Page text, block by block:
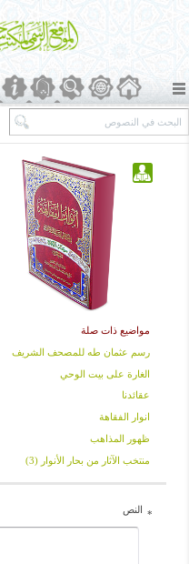
مواضيع ذات صلة
رسم عثمان طه للمصحف الشريف
الغارة على بيت الوحي
عقائدنا
انوار الفقاهة
ظهور المذاهب
منتخب الآثار من بحار الأنوار (3)
* النص